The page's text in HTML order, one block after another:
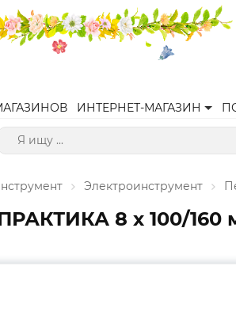
ИНТЕРНЕТ-МАГАЗИН
Электроинструмент
8 х 100/